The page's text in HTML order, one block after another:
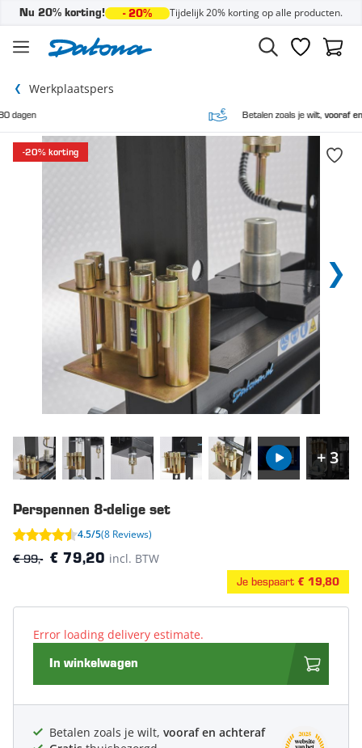
Nu 20% korting! - 20% Tijdelijk 20% korting op alle producten.
Verlanglijst
Werkplaatspers
Betalen zoals je wilt, vooraf en achteraf
-20% korting
+ 3
Perspennen 8-delige set
4.5/5(8 Reviews)
€ 99,- € 79,20 incl. BTW
Je bespaart € 19,80
Error loading delivery estimate.
In winkelwagen
Betalen zoals je wilt, vooraf en achteraf